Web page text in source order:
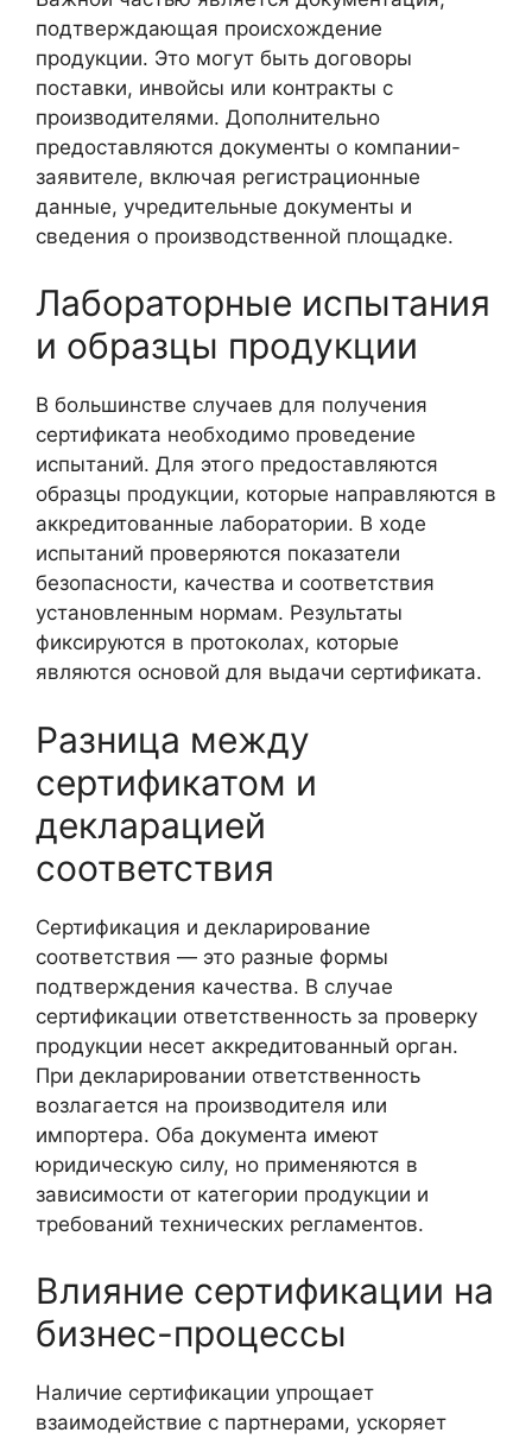
подтверждающая происхождение
продукции. Это могут быть договоры
поставки, инвойсы или контракты с
производителями. Дополнительно
предоставляются документы о компании-
заявителе, включая регистрационные
данные, учредительные документы и
сведения о производственной площадке.
Лабораторные испытания
и образцы продукции
В большинстве случаев для получения
сертификата необходимо проведение
испытаний. Для этого предоставляются
образцы продукции, которые направляются в
аккредитованные лаборатории. В ходе
испытаний проверяются показатели
безопасности, качества и соответствия
установленным нормам. Результаты
фиксируются в протоколах, которые
являются основой для выдачи сертификата.
Разница между
сертификатом и
декларацией
соответствия
Сертификация и декларирование
соответствия — это разные формы
подтверждения качества. В случае
сертификации ответственность за проверку
продукции несет аккредитованный орган.
При декларировании ответственность
возлагается на производителя или
импортера. Оба документа имеют
юридическую силу, но применяются в
зависимости от категории продукции и
требований технических регламентов.
Влияние сертификации на
бизнес-процессы
Наличие сертификации упрощает
взаимодействие с партнерами, ускоряет